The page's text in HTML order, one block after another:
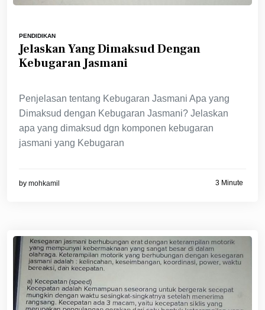
PENDIDIKAN
Jelaskan Yang Dimaksud Dengan
Kebugaran Jasmani
Penjelasan tentang Kebugaran Jasmani Apa yang
Dimaksud dengan Kebugaran Jasmani? Jelaskan
apa yang dimaksud dgn komponen kebugaran
jasmani yang Kebugaran
by mohkamil 3 Minute